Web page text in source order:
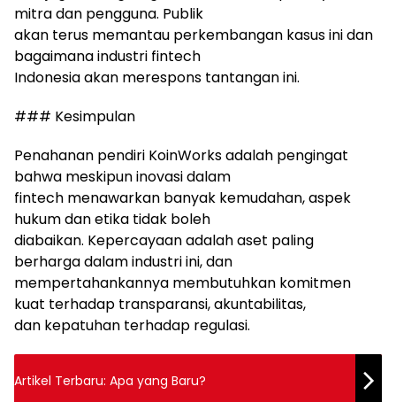
mitra dan pengguna. Publik
akan terus memantau perkembangan kasus ini dan
bagaimana industri fintech
Indonesia akan merespons tantangan ini.
### Kesimpulan
Penahanan pendiri KoinWorks adalah pengingat
bahwa meskipun inovasi dalam
fintech menawarkan banyak kemudahan, aspek
hukum dan etika tidak boleh
diabaikan. Kepercayaan adalah aset paling
berharga dalam industri ini, dan
mempertahankannya membutuhkan komitmen
kuat terhadap transparansi, akuntabilitas,
dan kepatuhan terhadap regulasi.
Artikel Terbaru: Apa yang Baru?